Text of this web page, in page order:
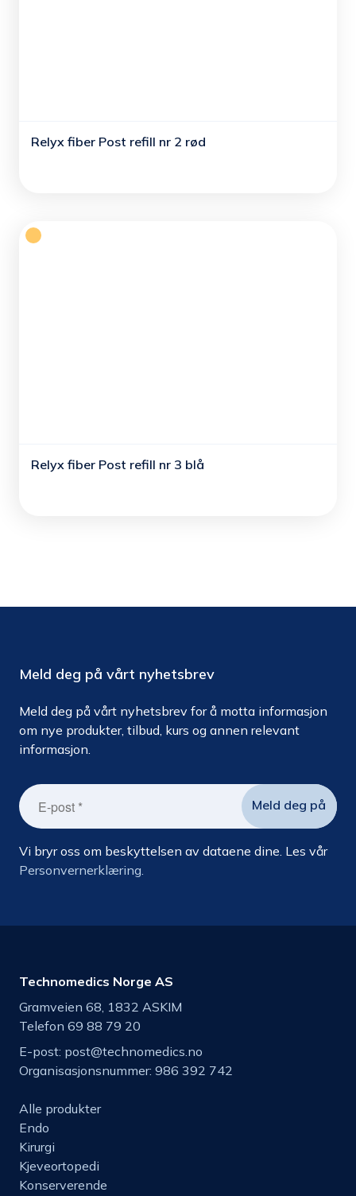
Relyx fiber Post refill nr 2 rød
Relyx fiber Post refill nr 3 blå
Meld deg på vårt nyhetsbrev
Meld deg på vårt nyhetsbrev for å motta informasjon
om nye produkter, tilbud, kurs og annen relevant
informasjon.
Vi bryr oss om beskyttelsen av dataene dine. Les vår
Personvernerklæring.
Technomedics Norge AS
Gramveien 68, 1832 ASKIM
Telefon 69 88 79 20
E-post: post@technomedics.no
Organisasjonsnummer: 986 392 742
Alle produkter
Endo
Kirurgi
Kjeveortopedi
Konserverende